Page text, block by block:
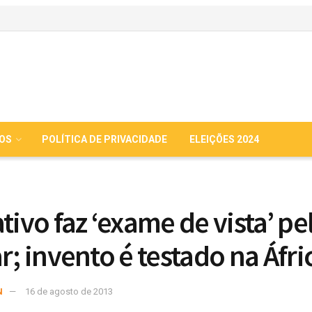
POLÍTICA DE PRIVACIDADE ELEIÇÕES 2024
faz ‘exame de vista’
invento é testado na
16 de agosto de 2013